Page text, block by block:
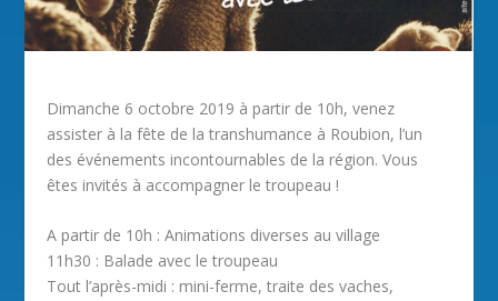
Dimanche 6 octobre 2019 à partir de 10h, venez
assister à la fête de la transhumance à Roubion, l’un
des événements incontournables de la région. Vous
êtes invités à accompagner le troupeau !
A partir de 10h : Animations diverses au village
11h30 : Balade avec le troupeau
Tout l’après-midi : mini-ferme, traite des vaches,